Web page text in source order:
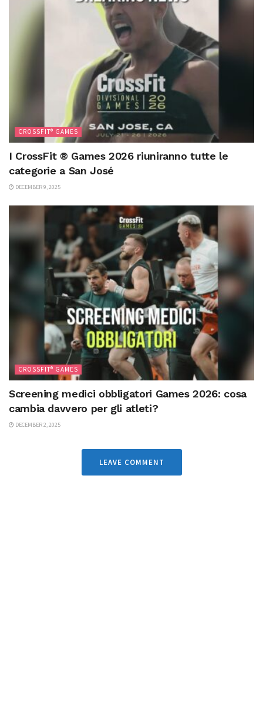
CROSSFIT® GAMES
I CrossFit ® Games 2026 riuniranno tutte le
categorie a San José
DECEMBER 9, 2025
CROSSFIT® GAMES
Screening medici obbligatori Games 2026: cosa
cambia davvero per gli atleti?
DECEMBER 2, 2025
LEAVE COMMENT